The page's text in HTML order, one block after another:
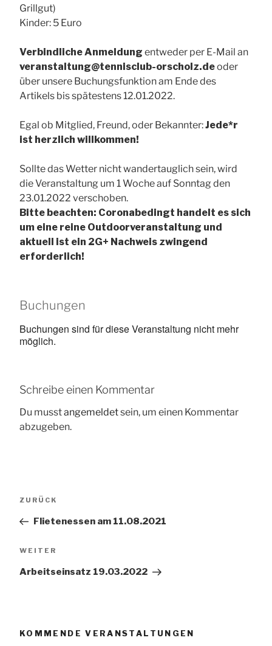
Grillgut)
Kinder: 5 Euro
Verbindliche Anmeldung entweder per E-Mail an
veranstaltung@tennisclub-orscholz.deoder
über unsere Buchungsfunktion am Ende des
Artikels bis spätestens 12.01.2022.
Egal ob Mitglied, Freund, oder Bekannter:Jede*r
ist herzlich willkommen!
Sollte das Wetter nicht wandertauglich sein, wird
die Veranstaltung um 1 Woche auf Sonntag den
23.01.2022 verschoben.
Bitte beachten: Coronabedingt handelt es sich
um eine reine Outdoorveranstaltung und
aktuell ist ein 2G+ Nachweis zwingend
erforderlich!
Buchungen
Buchungen sind für diese Veranstaltung nicht mehr
möglich.
Schreibe einen Kommentar
Du musstangemeldetsein, um einen Kommentar
abzugeben.
Vorheriger
ZURÜCK
Flietenessen am 11.08.2021
Nächster
WEITER
Arbeitseinsatz 19.03.2022
KOMMENDE VERANSTALTUNGEN